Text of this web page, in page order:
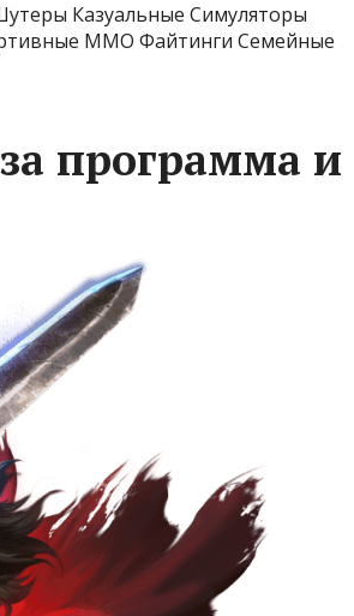
Казуальные Симуляторы
ММО Файтинги Семейные
программа и